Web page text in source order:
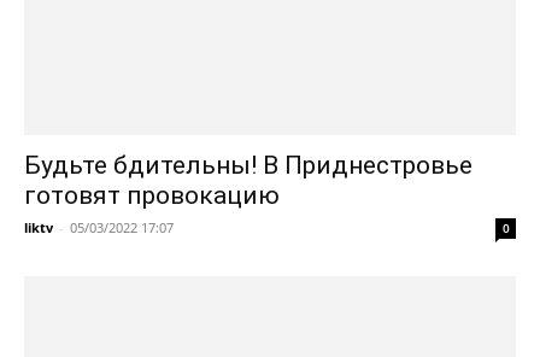
Будьте бдительны! В Приднестровье
готовят провокацию
liktv - 05/03/2022 17:07 0